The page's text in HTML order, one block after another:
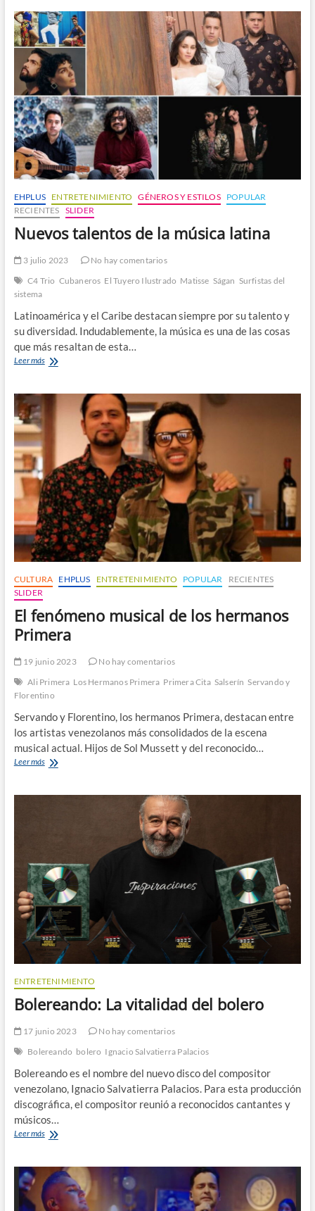
y
los
Latin
Grammy
EHPLUS ENTRETENIMIENTO GÉNEROS Y ESTILOS
POPULAR
RECIENTES SLIDER
Nuevos talentos de la música latina
3 julio 2023
No hay comentarios
C4 Trio Cubaneros El Tuyero Ilustrado Matisse Ságan Surfistas del
sistema
Latinoamérica y el Caribe destacan siempre por su talento y
su diversidad. Indudablemente, la música es una de las cosas
que más resaltan de esta…
Leer másNuevos
música
CULTURA EHPLUS ENTRETENIMIENTO POPULAR
RECIENTES
SLIDER
El fenómeno musical de los hermanos
Primera
19 junio 2023
No hay comentarios
Ali Primera Los Hermanos Primera Primera Cita Salserín Servando y
Florentino
Servando y Florentino, los hermanos Primera, destacan entre
los artistas venezolanos más consolidados de la escena
musical actual. Hijos de Sol Mussett y del reconocido…
Leer másEl
ENTRETENIMIENTO
Bolereando: La vitalidad del bolero
17 junio 2023
No hay comentarios
Bolereando bolero Ignacio Salvatierra Palacios
Bolereando es el nombre del nuevo disco del compositor
venezolano, Ignacio Salvatierra Palacios. Para esta producción
discográfica, el compositor reunió a reconocidos cantantes y
músicos…
Leer másBolereando:
del
bolero